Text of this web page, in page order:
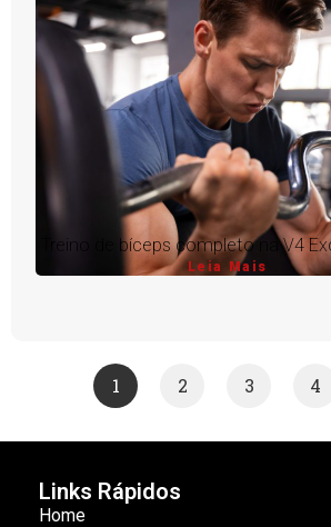
Treino de bíceps completo na V4
Leia Mais
1 2 3 4
Links Rápidos
Home